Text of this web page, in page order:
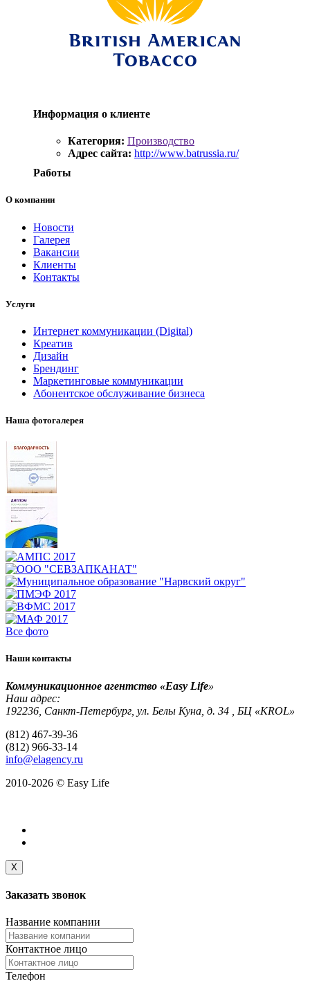
Информация о клиенте
Категория: Производство
Адрес сайта: http://www.batrussia.ru/
Работы
О компании
Новости
Галерея
Вакансии
Клиенты
Контакты
Услуги
Интернет коммуникации (Digital)
Креатив
Дизайн
Брендинг
Маркетинговые коммуникации
Абонентское обслуживание бизнеса
Наша фотогалерея
Все фото
Наши контакты
Коммуникационное агентство «Easy Life»
Наш адрес:
192236, Санкт-Петербург, ул. Белы Куна, д. 34 , БЦ «KROL»
(812) 467-39-36
(812) 966-33-14
info@elagency.ru
2010-2026 © Easy Life
X
Заказать звонок
Название компании
Контактное лицо
Телефон